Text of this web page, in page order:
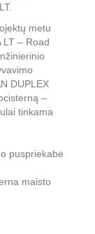
metu
LT – Road
DUPLEX
–
tinkama
puspriekabė
maisto